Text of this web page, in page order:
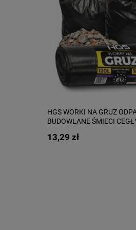
HGS WORKI NA GRUZ
BUDOWLANE ŚMIECI
13,29 zł